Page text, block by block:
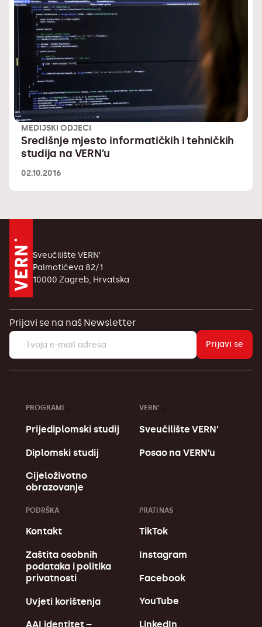
MEDIJSKI ODJECI
Središnje mjesto informatičkih i tehničkih
studija na VERN’u
02.10.2016
Sveučilište VERN’
Palmotićeva 82/1
10000 Zagreb, Hrvatska
Prijavi se na naš Newsletter
Prijavi se
PROGRAMI
Prijediplomski studij
Diplomski studij
Cijeloživotno
obrazovanje
VERN’
Sveučilište VERN’
Posao na VERN’u
PODRŠKA
Kontakt
Zaštita osobnih
podataka i politika
privatnosti
Uvjeti korištenja
AAI identitet –
PRATI NAS
TikTok
Instagram
Facebook
YouTube
LinkedIn